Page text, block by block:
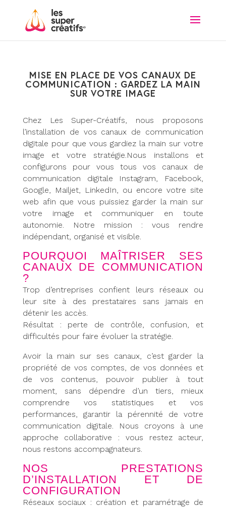
MISE EN PLACE DE VOS CANAUX DE
COMMUNICATION : GARDEZ LA MAIN
SUR VOTRE IMAGE
Chez Les Super-Créatifs, nous proposons
l’installation de vos canaux de communication
digitale pour que vous gardiez la main sur votre
image et votre stratégie.Nous installons et
configurons pour vous tous vos canaux de
communication digitale Instagram, Facebook,
Google, Mailjet, LinkedIn, ou encore votre site
web afin que vous puissiez garder la main sur
votre image et communiquer en toute
autonomie. Notre mission : vous rendre
indépendant, organisé et visible.
POURQUOI MAÎTRISER SES
CANAUX DE COMMUNICATION
?
Trop d’entreprises confient leurs réseaux ou
leur site à des prestataires sans jamais en
détenir les accès.
Résultat : perte de contrôle, confusion, et
difficultés pour faire évoluer la stratégie.
Avoir la main sur ses canaux, c’est garder la
propriété de vos comptes, de vos données et
de vos contenus, pouvoir publier à tout
moment, sans dépendre d’un tiers, mieux
comprendre vos statistiques et vos
performances, garantir la pérennité de votre
communication digitale. Nous croyons à une
approche collaborative : vous restez acteur,
nous restons accompagnateurs.
NOS PRESTATIONS
D’INSTALLATION ET DE
CONFIGURATION
Réseaux sociaux : création et paramétrage de